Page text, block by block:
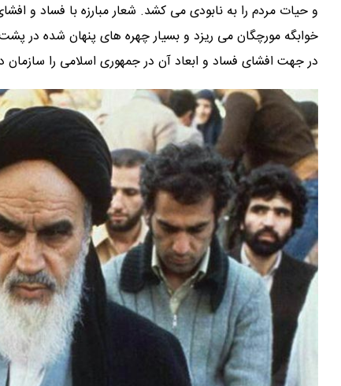
و حیات مردم را به نابودی می کشد. شعار مبارزه با فساد و
خوابگه مورچگان می ریزد و بسیار چهره های پنهان شده در
در جهت افشای فساد و ابعاد آن در جمهوری اسلامی را سازمان